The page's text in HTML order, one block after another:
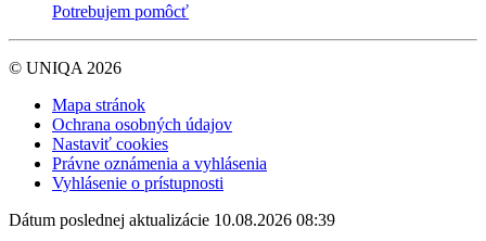
Potrebujem pomôcť
© UNIQA 2026
Mapa stránok
Ochrana osobných údajov
Nastaviť cookies
Právne oznámenia a vyhlásenia
Vyhlásenie o prístupnosti
Dátum poslednej aktualizácie 10.08.2026 08:39